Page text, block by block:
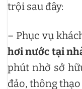
trội sau đây:
– Phục vụ
hơi nước tại
phút nhờ sở
đảo, thông